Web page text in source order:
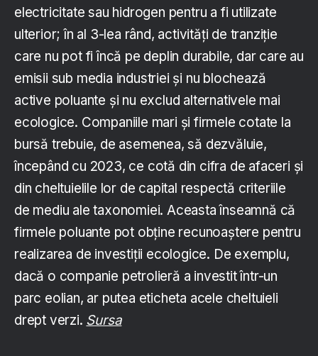
electricitate sau hidrogen pentru a fi utilizate
ulterior; în al 3-lea rând, activități de tranziție
care nu pot fi încă pe deplin durabile, dar care au
emisii sub media industriei și nu blochează
active poluante și nu exclud alternativele mai
ecologice. Companiile mari și firmele cotate la
bursă trebuie, de asemenea, să dezvăluie,
începând cu 2023, ce cotă din cifra de afaceri și
din cheltuielile lor de capital respectă criteriile
de mediu ale taxonomiei. Aceasta înseamnă că
firmele poluante pot obține recunoaștere pentru
realizarea de investiții ecologice. De exemplu,
dacă o companie petrolieră a investit într-un
parc eolian, ar putea eticheta acele cheltuieli
drept verzi. Sursa